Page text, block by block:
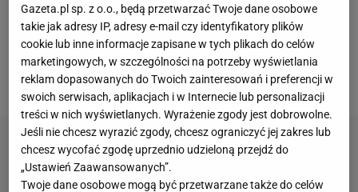
Zasugerował wprowadzenie tzw. "salary cap”
(pułapu wynagrodzeń), czyli limitu wydatków na
pensjezawodnikówzatrudnionych przez jeden klub
w danym sezonie.
Gazeta.pl sp. z o.o., będą przetwarzać Twoje dane osobowe
takie jak adresy IP, adresy e-mail czy identyfikatory plików
cookie lub inne informacje zapisane w tych plikach do celów
marketingowych, w szczególności na potrzeby wyświetlania
reklam dopasowanych do Twoich zainteresowań i preferencji w
swoich serwisach, aplikacjach i w Internecie lub personalizacji
treści w nich wyświetlanych. Wyrażenie zgody jest dobrowolne.
Jeśli nie chcesz wyrazić zgody, chcesz ograniczyć jej zakres lub
chcesz wycofać zgodę uprzednio udzieloną przejdź do
„Ustawień Zaawansowanych”.
Twoje dane osobowe mogą być przetwarzane także do celów